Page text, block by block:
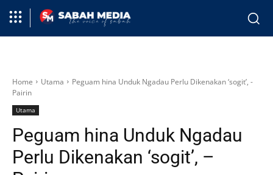
Home Utama
Peguam hina Unduk Ngadau Perlu Dikenakan ‘sogit’, -
Pairin
Utama
Peguam hina Unduk Ngadau
Perlu Dikenakan ‘sogit’, –